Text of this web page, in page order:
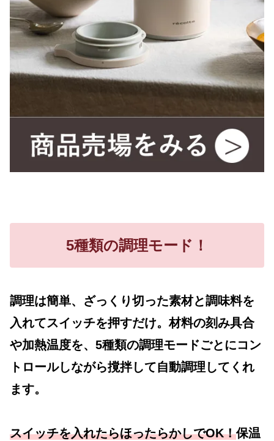
5種類の調理モード！
調理は簡単、ざっくり切った素材と調味料を
入れてスイッチを押すだけ。材料の刻み具合
や加熱温度を、5種類の調理モードごとにコン
トロールしながら撹拌して自動調理してくれ
ます。
スイッチを入れたらほったらかしでOK！保温